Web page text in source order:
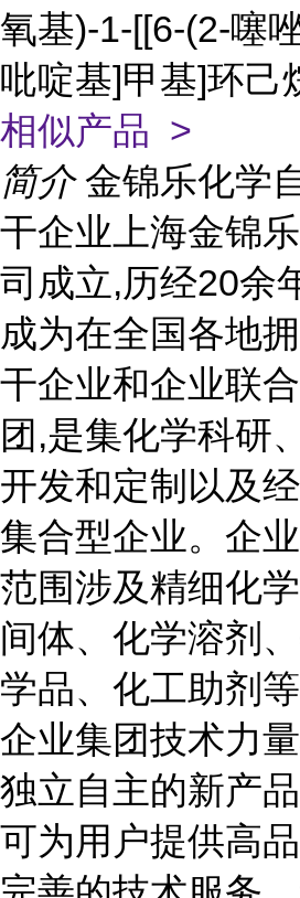
氧基)-1-[[6-(2-噻
吡啶基]甲基]环己
相似产品 >
简介 金锦乐化学
干企业上海金锦
司成立,历经20余
成为在全国各地
干企业和企业联
团,是集化学科研
开发和定制以及
集合型企业。企
范围涉及精细化
间体、化学溶剂
学品、化工助剂等
企业集团技术力
独立自主的新产
可为用户提供高